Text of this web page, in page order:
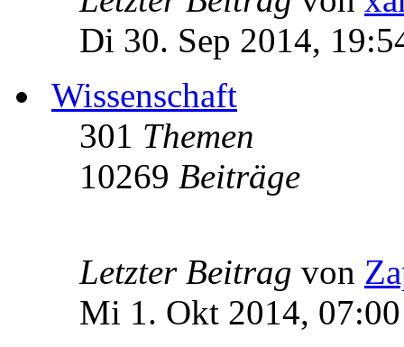
Di 30. Sep 2014,
Wissenschaft
301 Themen
10269 Beiträge
Letzter Beitrag von
Mi 1. Okt 2014, 07:00